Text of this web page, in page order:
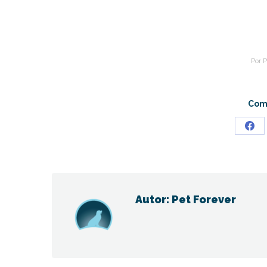
Por
Autor: Pet Forever